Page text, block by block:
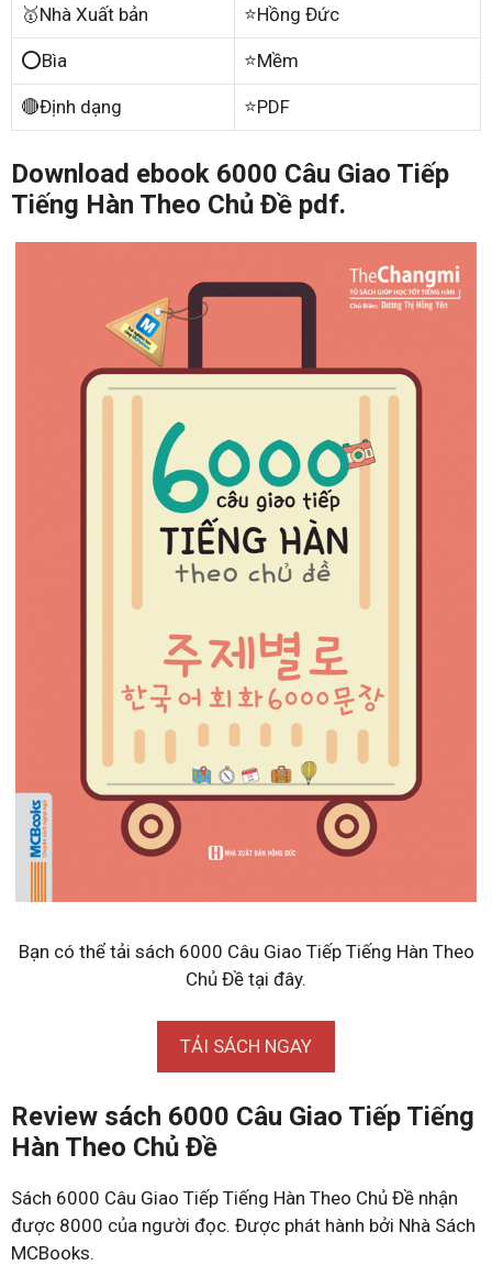
🥇Nhà Xuất bản ⭐Hồng Đức
⭕Bìa ⭐Mềm
🔴Định dạng ⭐PDF
Download ebook 6000 Câu Giao Tiếp
Tiếng Hàn Theo Chủ Đề pdf.
Bạn có thể tải sách 6000 Câu Giao Tiếp Tiếng Hàn Theo
Chủ Đề tại đây.
TẢI SÁCH NGAY
Review sách 6000 Câu Giao Tiếp Tiếng
Hàn Theo Chủ Đề
Sách 6000 Câu Giao Tiếp Tiếng Hàn Theo Chủ Đề nhận
được 8000 của người đọc. Được phát hành bởi Nhà Sách
MCBooks.